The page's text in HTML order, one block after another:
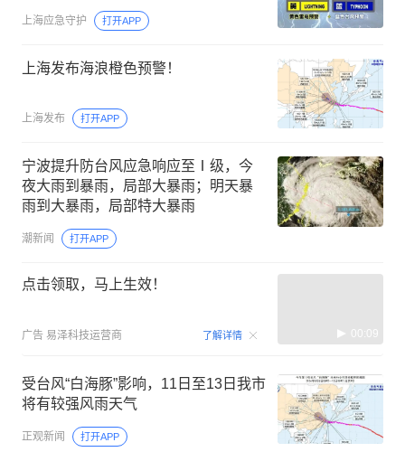
上海应急守护 打开APP
上海发布海浪橙色预警！
上海发布 打开APP
宁波提升防台风应急响应至Ⅰ级，今
夜大雨到暴雨，局部大暴雨；明天暴
雨到大暴雨，局部特大暴雨
潮新闻 打开APP
点击领取，马上生效！
广告 易泽科技运营商 了解详情 00:09
受台风“白海豚”影响，11日至13日我市
将有较强风雨天气
正观新闻 打开APP